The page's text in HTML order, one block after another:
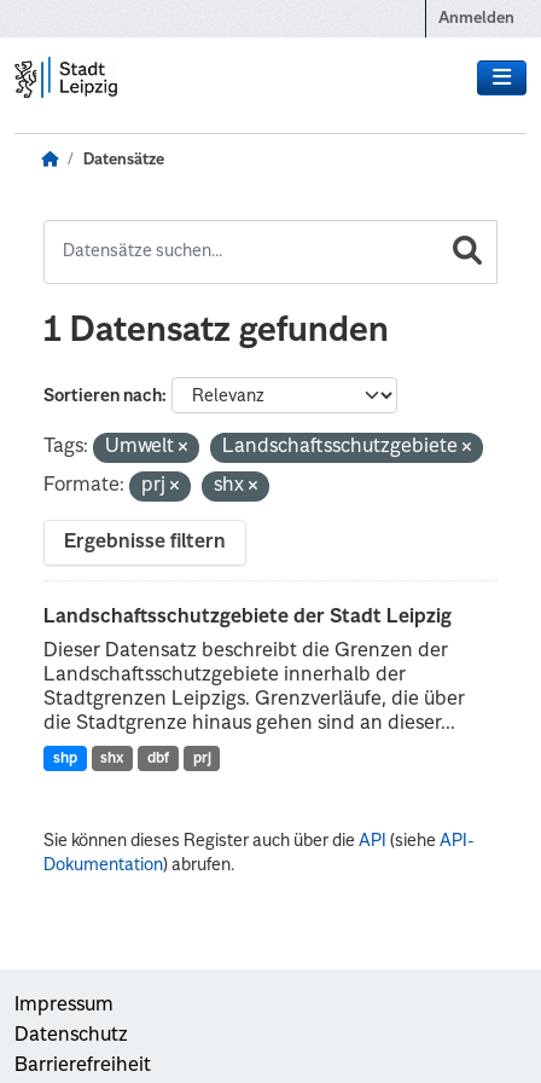
Anmelden
Datensätze
1 Datensatz gefunden
Sortieren nach
Tags: Umwelt
Landschaftsschutzgebiete
Formate:
prj shx
Ergebnisse filtern
Landschaftsschutzgebiete der Stadt Leipzig
Dieser Datensatz beschreibt die Grenzen der
Landschaftsschutzgebiete innerhalb der
Stadtgrenzen Leipzigs. Grenzverläufe, die über
die Stadtgrenze hinaus gehen sind an dieser...
shp shx dbf prj
Sie können dieses Register auch über dieAPI (sieheAPI-
Dokumentation) abrufen.
Impressum
Datenschutz
Barrierefreiheit